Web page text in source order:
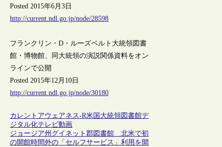
Posted 2015年6月3日
http://current.ndl.go.jp/node/28598
フランクリン・D・ルーズベルト大統領図書
館・博物館、同大統領の演説関係資料をオン
ラインで公開
Posted 2015年12月10日
http://current.ndl.go.jp/node/30180
カレントアウェアネス-R米国 大統領図書館デ
ジタル化テレビ動画
ジョージア州グイネット郡図書館 北米で初
の開館時間外の「セルフサービス」利用を開